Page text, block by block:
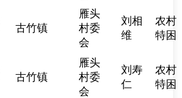
古竹镇
雁头
村委
会
刘相
维
农村
特困
古竹镇
雁头
村委
会
刘寿
仁
农村
特困